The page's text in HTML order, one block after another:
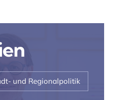
und Regionalpolitik